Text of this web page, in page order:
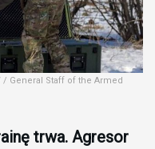
General Staff of the Armed
trwa. Agresor